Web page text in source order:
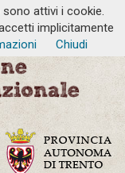
attivi i cookie.
implicitamente
Chiudi